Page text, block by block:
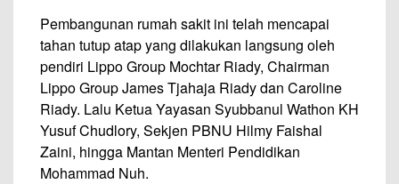
Pembangunan rumah sakit ini telah mencapai
tahan tutup atap yang dilakukan langsung oleh
pendiri Lippo Group Mochtar Riady, Chairman
Lippo Group James Tjahaja Riady dan Caroline
Riady. Lalu Ketua Yayasan Syubbanul Wathon KH
Yusuf Chudlory, Sekjen PBNU Hilmy Faishal
Zaini, hingga Mantan Menteri Pendidikan
Mohammad Nuh.